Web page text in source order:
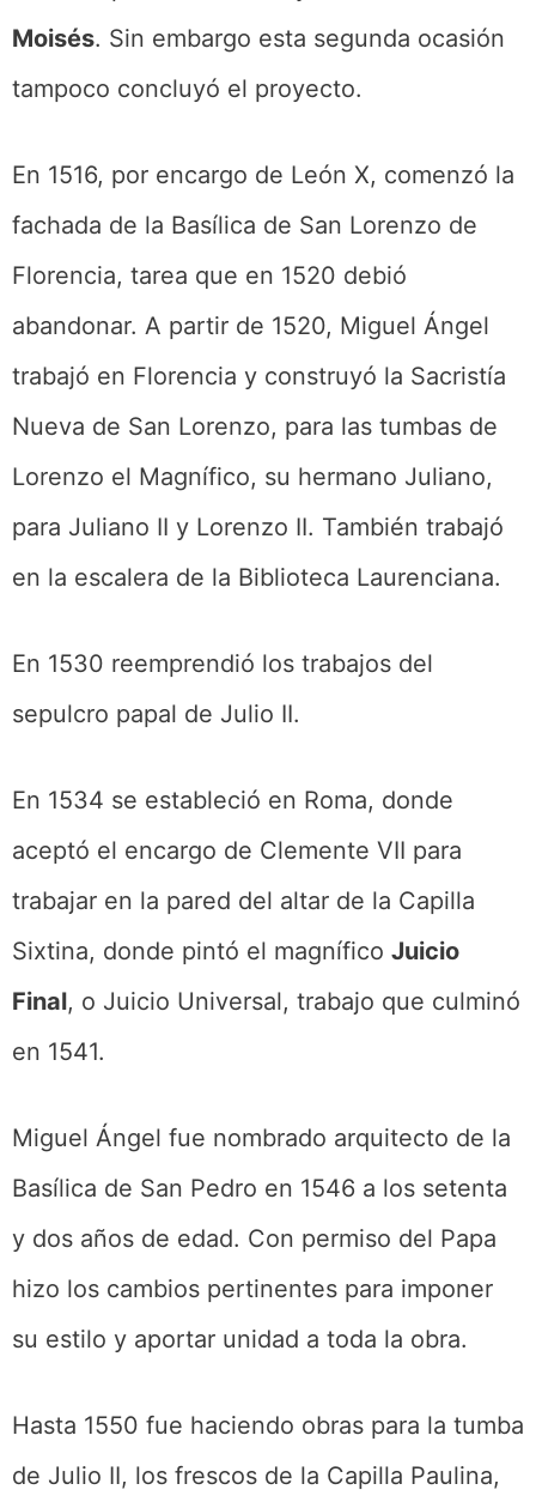
Moisés. Sin embargo esta segunda ocasión
tampoco concluyó el proyecto.
En 1516, por encargo de León X, comenzó la
fachada de la Basílica de San Lorenzo de
Florencia, tarea que en 1520 debió
abandonar. A partir de 1520, Miguel Ángel
trabajó en Florencia y construyó la Sacristía
Nueva de San Lorenzo, para las tumbas de
Lorenzo el Magnífico, su hermano Juliano,
para Juliano II y Lorenzo II. También trabajó
en la escalera de la Biblioteca Laurenciana.
En 1530 reemprendió los trabajos del
sepulcro papal de Julio II.
En 1534 se estableció en Roma, donde
aceptó el encargo de Clemente VII para
trabajar en la pared del altar de la Capilla
Sixtina, donde pintó el magnífico Juicio
Final, o Juicio Universal, trabajo que culminó
en 1541.
Miguel Ángel fue nombrado arquitecto de la
Basílica de San Pedro en 1546 a los setenta
y dos años de edad. Con permiso del Papa
hizo los cambios pertinentes para imponer
su estilo y aportar unidad a toda la obra.
Hasta 1550 fue haciendo obras para la tumba
de Julio II, los frescos de la Capilla Paulina,